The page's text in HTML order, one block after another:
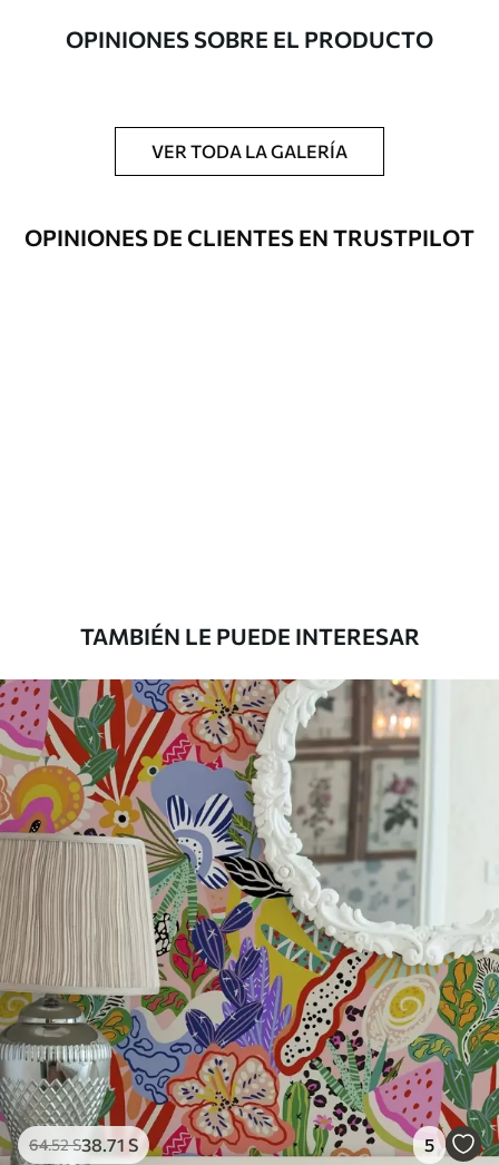
artículo
Impreso bajo pedido y entregado en
rollos de hasta 50 cm de ancho.
Opciones
adicionales
Disponible con recubrimiento de barniz
y/o adhesivo para empapelar.
/m²
Premium
158.3395.00 S/m²
Vinilo Premium
175.00105.00S/m²
OPINIONES SOBRE EL PRODUCTO
VER TODA LA GALERÍA
OPINIONES DE CLIENTES EN TRUSTPILOT
TAMBIÉN LE PUEDE INTERESAR
64.52S38.71 S 5